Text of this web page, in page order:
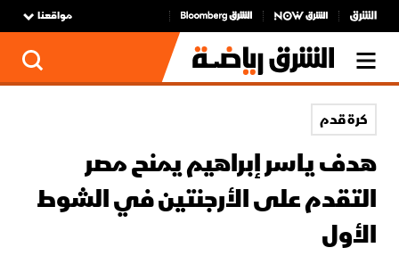
مواقعنا
كرة قدم
هدف ياسر إبراهيم يمنح مصر
التقدم على الأرجنتين في الشوط
الأول